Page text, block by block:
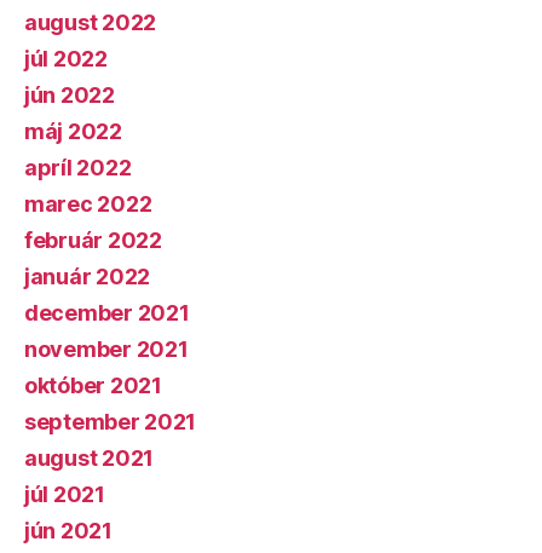
august 2022
júl 2022
jún 2022
máj 2022
apríl 2022
marec 2022
február 2022
január 2022
december 2021
november 2021
október 2021
september 2021
august 2021
júl 2021
jún 2021